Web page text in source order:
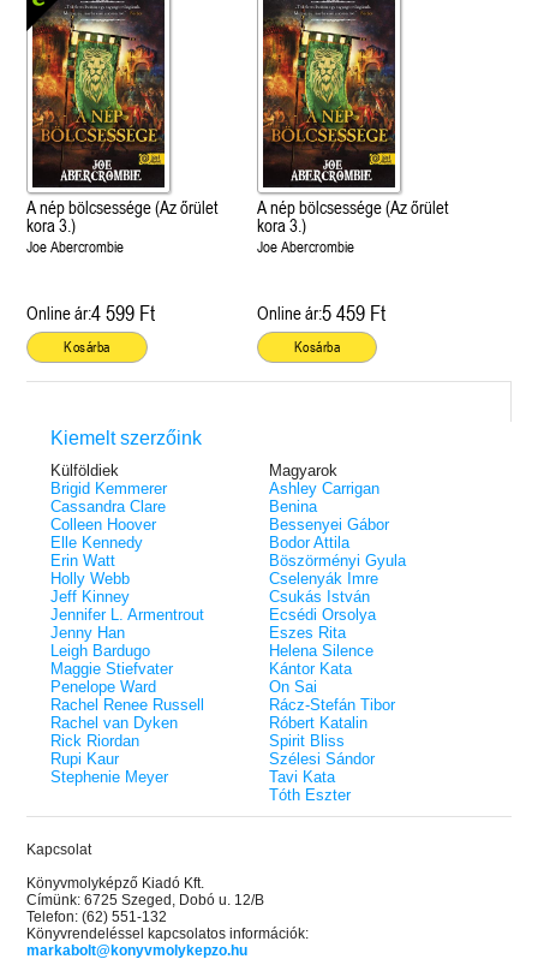
A nép bölcsessége (Az őrület
kora 3.)
Joe Abercrombie
Online ár:4 599 Ft
Kosárba
A nép bölcsessége (Az őrület
kora 3.)
Joe Abercrombie
Online ár:5 459 Ft
Kosárba
Kiemelt szerzőink
Külföldiek
Brigid Kemmerer
Cassandra Clare
Colleen Hoover
Elle Kennedy
Erin Watt
Holly Webb
Jeff Kinney
Jennifer L. Armentrout
Jenny Han
Leigh Bardugo
Maggie Stiefvater
Penelope Ward
Rachel Renee Russell
Rachel van Dyken
Rick Riordan
Rupi Kaur
Stephenie Meyer
Magyarok
Ashley Carrigan
Benina
Bessenyei Gábor
Bodor Attila
Böszörményi Gyula
Cselenyák Imre
Csukás István
Ecsédi Orsolya
Eszes Rita
Helena Silence
Kántor Kata
On Sai
Rácz-Stefán Tibor
Róbert Katalin
Spirit Bliss
Szélesi Sándor
Tavi Kata
Tóth Eszter
Kapcsolat
Könyvmolyképző Kiadó Kft.
Címünk: 6725 Szeged, Dobó u. 12/B
Telefon: (62) 551-132
Könyvrendeléssel kapcsolatos információk:
markabolt@konyvmolykepzo.hu